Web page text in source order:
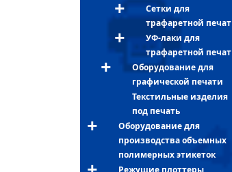
Сетки для
трафаретной
УФ-лаки для
трафаретной
Оборудование для
графической печати
Текстильные изделия
под печать
Оборудование для
производства объемных
полимерных этикеток
Режущие плоттеры